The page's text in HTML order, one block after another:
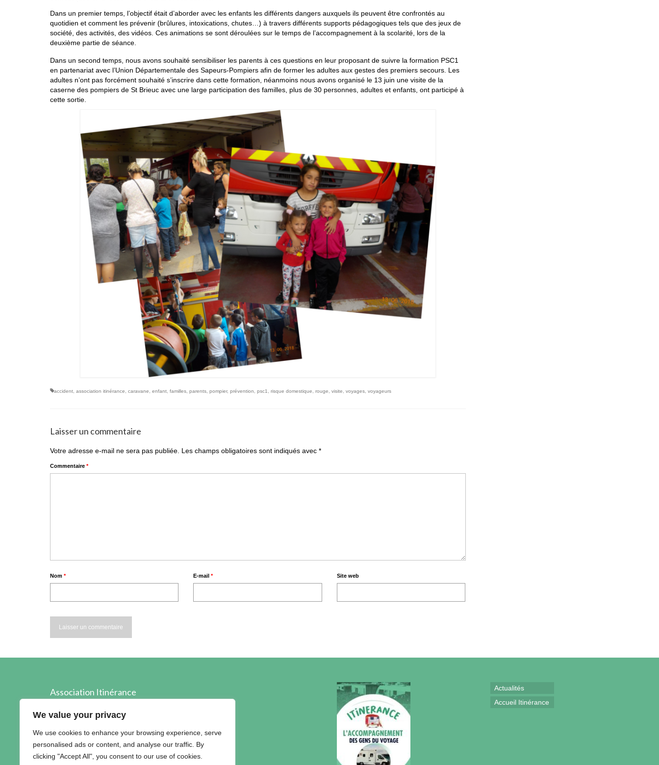
We value your privacy
We use cookies to enhance your browsing experience, serve
personalised ads or content, and analyse our traffic. By
clicking "Accept All", you consent to our use of cookies.
Dans un premier temps, l’objectif était d’aborder avec les enfants les différents dangers auxquels ils peuvent être confrontés au
quotidien et comment les prévenir (brûlures, intoxications, chutes…) à travers différents supports pédagogiques tels que des jeux de
société, des activités, des vidéos. Ces animations se sont déroulées sur le temps de l’accompagnement à la scolarité, lors de la
deuxième partie de séance.
Dans un second temps, nous avons souhaité sensibiliser les parents à ces questions en leur proposant de suivre la formation PSC1
en partenariat avec l’Union Départementale des Sapeurs-Pompiers afin de former les adultes aux gestes des premiers secours. Les
adultes n’ont pas forcément souhaité s’inscrire dans cette formation, néanmoins nous avons organisé le 13 juin une visite de la
caserne des pompiers de St Brieuc avec une large participation des familles, plus de 30 personnes, adultes et enfants, ont participé à
cette sortie.
accident association itinérance caravane enfant familles parents pompier, prévention psc1 risque domestique rouge visite voyages voyageurs
Laisser un commentaire
Votre adresse e-mail ne sera pas publiée. Les champs obligatoires sont indiqués avec *
Commentaire *
Nom * E-mail* Site web
Association Itinérance
89, boulevard Edouard Prigent
02.96.60.40.89
Actualités
Accueil Itinérance